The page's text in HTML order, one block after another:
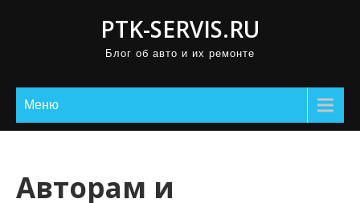
PTK-SERVIS.RU
Блог об авто и их ремонте
Меню
Авторам и